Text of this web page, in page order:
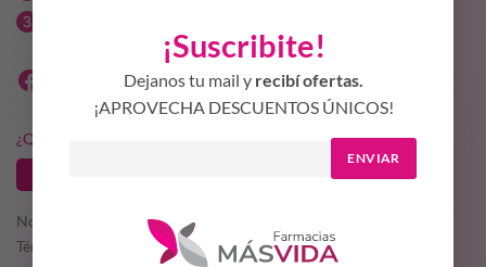
¡Suscribite!
Dejanos tu mail y recibí ofertas.
¡APROVECHA DESCUENTOS ÚNICOS!
ENVIAR
¿QUERÉS SER PARTE DE MÁS VIDA?
Nosotros
Términos y condiciones